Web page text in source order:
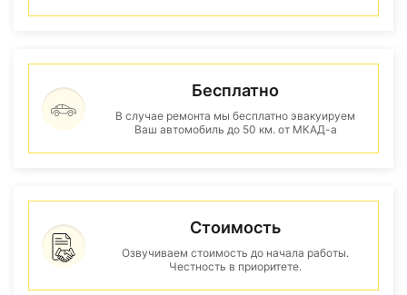
Бесплатно
В случае ремонта мы бесплатно эвакуируем
Ваш автомобиль до 50 км. от МКАД-а
Стоимость
Озвучиваем стоимость до начала работы.
Честность в приоритете.